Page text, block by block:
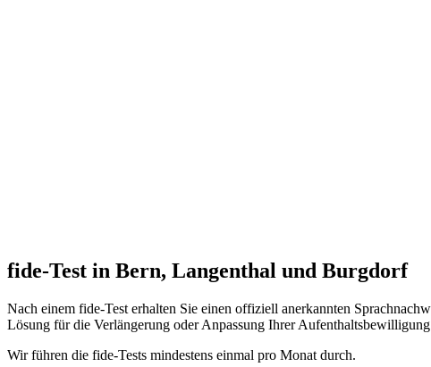
fide-Test in Bern, Langenthal und Burgdorf
Nach einem fide-Test erhalten Sie einen offiziell anerkannten
Lösung für die Verlängerung oder Anpassung Ihrer
Wir führen die fide-Tests mindestens einmal pro Monat durch.